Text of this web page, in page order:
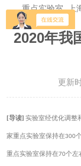
重点实验室_上
2020年我
更新
[导读] 实验室经优化调整
家重点实验室保持在300
重点实验室保持在70个左